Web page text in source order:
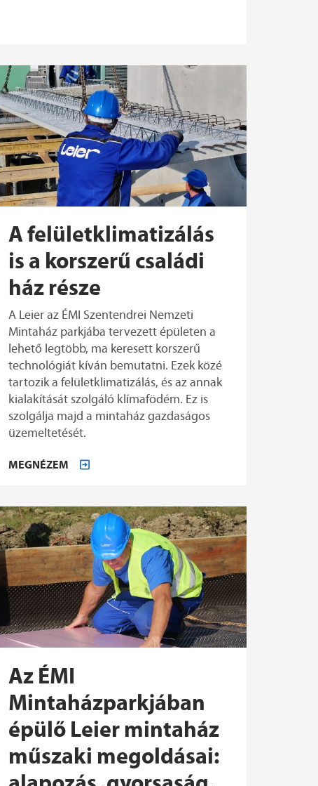
A felületklimatizálás
is a korszerű családi
ház része
A Leier az ÉMI Szentendrei Nemzeti
Mintaház parkjába tervezett épületen a
lehető legtöbb, ma keresett korszerű
technológiát kíván bemutatni. Ezek közé
tartozik a felületklimatizálás, és az annak
kialakítását szolgáló klímafödém. Ez is
szolgálja majd a mintaház gazdaságos
üzemeltetését.
MEGNÉZEM
Az ÉMI
Mintaházparkjában
épülő Leier mintaház
műszaki megoldásai: